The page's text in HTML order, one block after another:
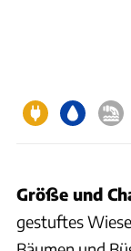
Größe und
gestuftes